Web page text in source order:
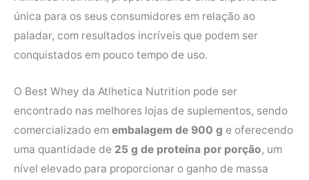
única para os seus consumidores em relação ao
paladar, com resultados incríveis que podem ser
conquistados em pouco tempo de uso.
O Best Whey da Atlhetica Nutrition pode ser
encontrado nas melhores lojas de suplementos, sendo
comercializado em embalagem de 900 g e oferecendo
uma quantidade de 25 g de proteína por porção, um
nível elevado para proporcionar o ganho de massa